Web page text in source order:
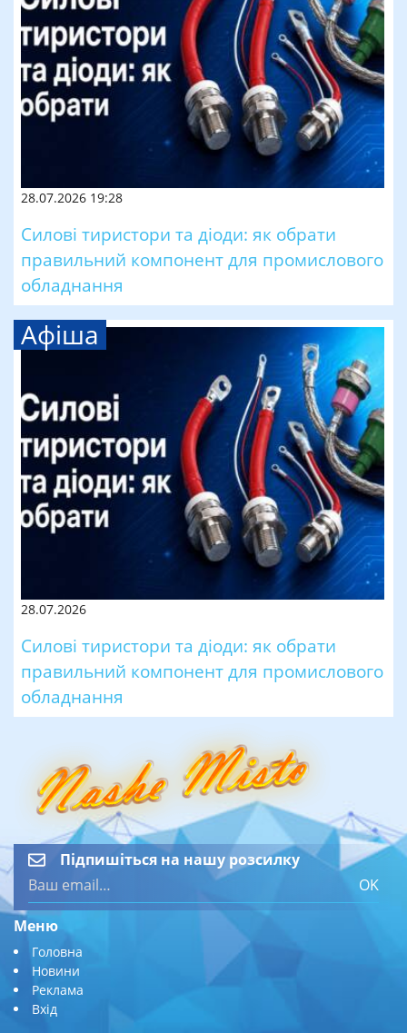
28.07.2026 19:28
Силові тиристори та діоди: як обрати
правильний компонент для промислового
обладнання
Афіша
28.07.2026
Силові тиристори та діоди: як обрати
правильний компонент для промислового
обладнання
Підпишіться на нашу розсилку
OK
Меню
Головна
Новини
Реклама
Вхід